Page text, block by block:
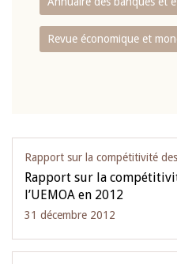
Revue économique et
Rapport sur la compétitivité
Rapport sur la
l’UEMOA en 2012
31 décembre 2012